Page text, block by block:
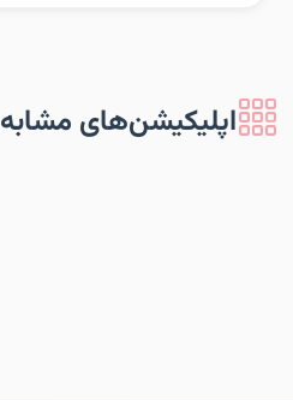
اپلیکیشن‌های مشابه